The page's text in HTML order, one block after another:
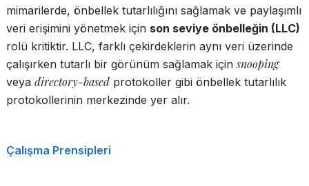
mimarilerde, önbellek tutarlılığını sağlamak ve paylaşımlı
veri erişimini yönetmek için son seviye önbelleğin (LLC)
rolü kritiktir. LLC, farklı çekirdeklerin aynı veri üzerinde
çalışırken tutarlı bir görünüm sağlamak içinsnooping
veya directory-based protokoller gibi önbellek tutarlılık
protokollerinin merkezinde yer alır.
Çalışma Prensipleri